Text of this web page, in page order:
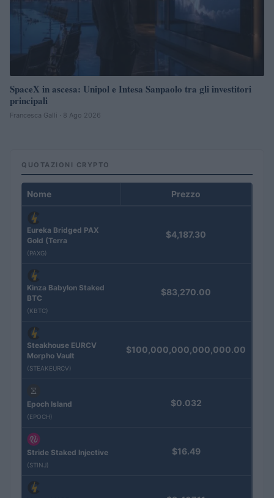
SpaceX in ascesa: Unipol e Intesa Sanpaolo tra gli investitori
principali
Francesca Galli · 8 Ago 2026
QUOTAZIONI CRYPTO
Nome Prezzo
Eureka Bridged PAX
Gold (Terra
(PAXG)
$4,187.30
Kinza Babylon Staked
BTC
(KBTC)
$83,270.00
Steakhouse EURCV
Morpho Vault
(STEAKEURCV)
$100,000,000,000,000.00
Epoch Island
(EPOCH)
$0.032
Stride Staked Injective
(STINJ)
$16.49